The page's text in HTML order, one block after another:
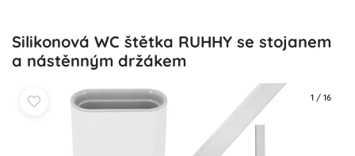
Silikonová WC štětka RUHHY se stojanem
a nástěnným držákem
1 / 16